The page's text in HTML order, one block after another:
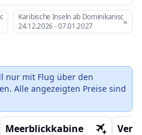
Republik
Karibische Inseln ab Dominikanische
24.12.2026-07.01.2027 »
nur mit Flug über den
Alle angezeigten Preise sind
Meerblickkabine